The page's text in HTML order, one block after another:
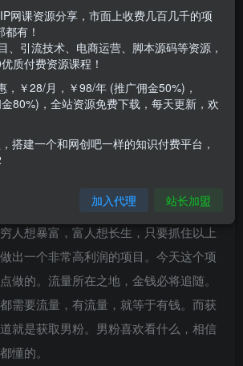
力快速引流，完美解决收付款频繁问
稳定。
到这些有大流量的平台，然后通过方法
合规的。男人好色，女人爱美，老人怕
人想暴富，富人想长生，只要抓住以上
出一个非常高利润的项目。今天这个项
做的。流量所在之地，金钱必将追随。
需要流量，有流量，就等于有钱。而获
就是获取男粉。男粉喜欢看什么，相信
懂的。
网课资源分享，市面上收费几百几千的项
有！
、引流技术、电商运营、脚本源码等资源，
质付费资源课程！
，￥28/月，￥98/年 (推广佣金50%)，
80%)，全站资源免费下载，每天更新，欢
搭建一个和网创吧一样的知识付费平台，
加入代理 站长加盟